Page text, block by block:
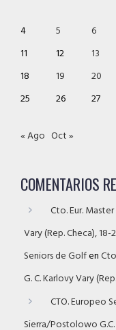
4
5 6
11
12 13
18
19 20
25
26 27
« Ago Oct »
COMENTARIOS
Cto. Eur.
Vary (Rep. Checa),
Seniors de Golfen
G. C. Karlovy Vary
CTO. Europeo
Sierra/Postolowo